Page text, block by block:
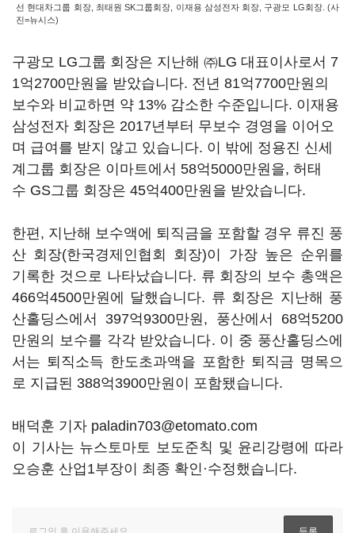
선 현대차그룹 회장, 최태원 SK그룹회장, 이재용 삼성전자 회장, 구광모 LG회장. (사
진=뉴시스)
구광모 LG그룹 회장은 지난해 ㈜LG 대표이사로서 7
1억2700만원을 받았습니다. 전년 81억7700만원의
보수와 비교하면 약 13% 감소한 수준입니다. 이재용
삼성전자 회장은 2017년부터 무보수 경영을 이어오
며 급여를 받지 않고 있습니다. 이 밖에 정용진 신세
계그룹 회장은 이마트에서 58억5000만원을, 허태
수 GS그룹 회장은 45억400만원을 받았습니다.
한편, 지난해 보수액에 퇴직금을 포함할 경우 류진 풍
산 회장(한국경제인협회 회장)이 가장 높은 순위를
기록한 것으로 나타났습니다. 류 회장의 보수 총액은
466억4500만원에 달했습니다. 류 회장은 지난해 풍
산홀딩스에서 397억9300만원 , 풍산에서 68억5200
만원의 보수를 각각 받았습니다. 이 중 풍산홀딩스에
서는 퇴직소득 한도초과액을 포함한 퇴직금 명목으
로 지급된 388억3900만원이 포함됐습니다.
배덕훈 기자 paladin703@etomato.com
이 기사는 뉴스토마토 보도준칙 및 윤리강령에 따라
오승훈 산업1부장이 최종 확인·수정했습니다.